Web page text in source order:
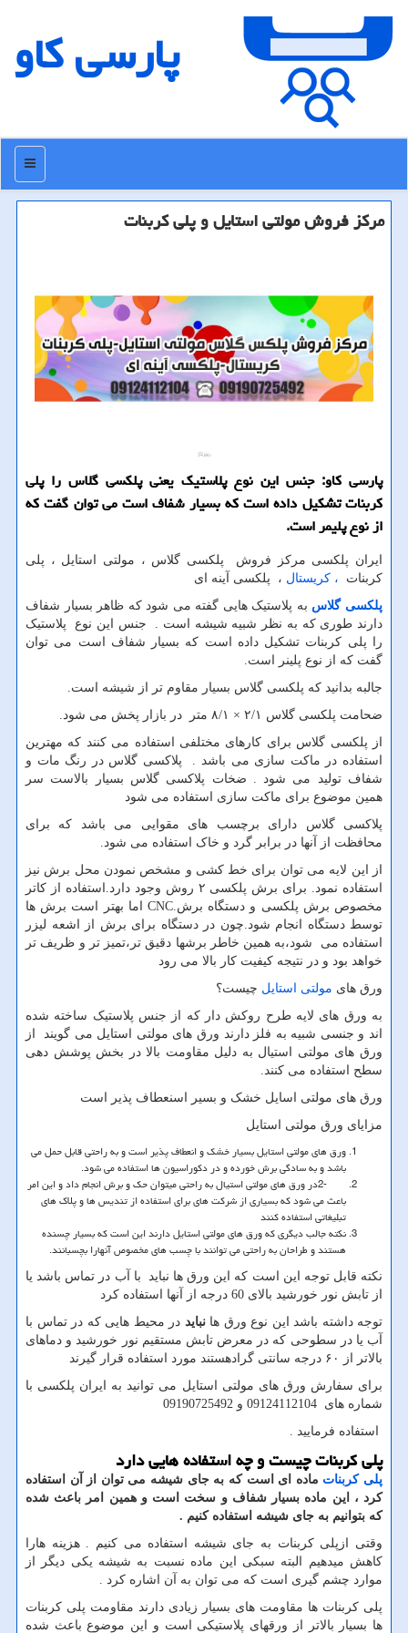
پارسی كاو
منو
مركز فروش مولتی استایل و پلی كربنات
پارسی كاو: جنس این نوع پلاستیك یعنی پلكسی گلاس را پلی
كربنات تشكیل داده است كه بسیار شفاف است می توان گفت كه
از نوع پلیمر است.
ایران پلکسی مرکز فروش پلکسی گلاس ، مولتی استایل ، پلی
کربنات ، کریستال ، پلکسی آینه ای
پلکسی گلاس به پلاستیک هایی گفته می شود که ظاهر بسیار شفاف
دارند طوری که به نظر شبیه شیشه است . جنس این نوع پلاستیک
را پلی کربنات تشکیل داده است که بسیار شفاف است می توان
گفت که از نوع پلینر است.
جالبه بدانید که پلکسی گلاس بسیار مقاوم تر از شیشه است.
ضحامت پلکسی گلاس ۲/۱ × ۸/۱ متر در بازار پخش می شود.
از پلکسی گلاس برای کارهای مختلفی استفاده می کنند که مهترین
استفاده در ماکت سازی می باشد . پلاکسی گلاس در رنگ مات و
شفاف تولید می شود . ضخات پلاکسی گلاس بسیار بالاست سر
همین موضوع برای ماکت سازی استفاده می شود
پلاکسی گلاس دارای برچسب های مقوایی می باشد که برای
محافظت از آنها در برابر گرد و خاک استفاده می شود.
از این لایه می توان برای خط کشی و مشخص نمودن محل برش نیز
استفاده نمود. برای برش پلکسی ۲ روش وجود دارد.استفاده از کاتر
مخصوص برش پلکسی و دستگاه برشCNC.
اما بهتر است برش ها
توسط دستگاه انجام شود.چون در دستگاه برای برش از اشعه لیزر
استفاده می شود،به همین خاطر برشها دقیق تر،تمیز تر و ظریف تر
خواهد بود و در نتیجه کیفیت کار بالا می رود
ورق های مولتی استایل چیست؟
به ورق های لایه طرح روکش دار که از جنس پلاستیک ساخته شده
اند و جنسی شبیه به فلز دارند ورق های مولتی استایل می گویند از
ورق های مولتی استیال به دلیل مقاومت بالا در بخش پوشش دهی
سطح استفاده می کنند.
ورق های مولتی اسایل خشک و بسیر اسنعطاف پذیر است
مزایای ورق مولتی استایل
ورق های مولتی استایل بسیار خشک و انعطاف پذیر است و به راحتی قابل حمل می
باشد و به سادگی برش خورده و در دکوراسیون ها استفاده می شود.
2-در ورق های مولتی استیال به راحتی میتوان حک و برش انجام داد و این امر
باعث می شود که بسیاری از شرکت های برای استفاده از تندیس ها و پلاک های
تبلیغاتی استفاده کنند
نکته جالب دیگری که ورق های مولتی استایل دارند این است که بسیار چسنده
هستند و طراحان به راحتی می توانند با چسب های مخصوص آنهارا بچسبانند.
نکته قابل توجه این است که این ورق ها نباید با آب در تماس باشد یا
از تابش نور خورشید بالای 60 درجه از آنها استفاده کرد
توجه داشته باشد این نوع ورق هانباید در محیط هایی که در تماس با
آب یا در سطوحی که در معرض تابش مستقیم نور خورشید و دماهای
بالاتر از ۶۰ درجه سانتی گرادهستند مورد استفاده قرار گیرند
برای سفارش ورق های مولتی استایل می توانید به ایران پلکسی با
شماره های 09124112104 و 09190725492
استفاده فرمایید .
پلی کربنات چیست و چه استفاده هایی دارد
پلی کربنات ماده ای است که به جای شیشه می توان از آن استفاده
کرد ، این ماده بسیار شفاف و سخت است و همین امر باعث شده
که بتوانیم به جای شیشه استفاده کنیم .
وقتی ازپلی کربنات به جای شیشه استفاده می کنیم . هزینه هارا
کاهش میدهیم البته سبکی این ماده نسبت به شیشه یکی دیگر از
موارد چشم گیری است که می توان به آن اشاره کرد .
پلی کربنات ها مقاومت های بسیار زیادی دارند مقاومت پلی کربنات
ها بسیار بالاتر از ورقهای پلاستیکی است و این موضوع باعث شده